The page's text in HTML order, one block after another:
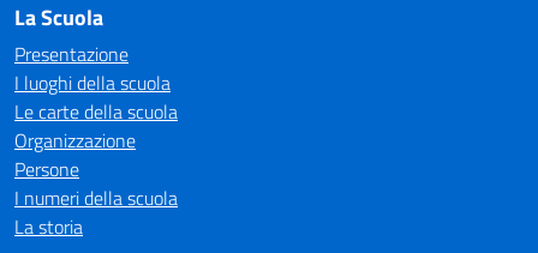
La Scuola
Presentazione
I luoghi della scuola
Le carte della scuola
Organizzazione
Persone
I numeri della scuola
La storia